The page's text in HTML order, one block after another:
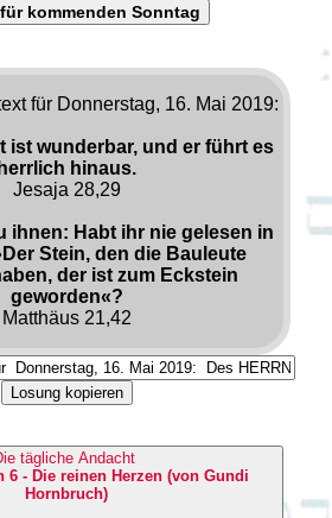
kommenden Sonntag
für Donnerstag, 16. Mai 2019:
ist wunderbar, und er führt es
herrlich hinaus.
Jesaja 28,29
ihnen: Habt ihr nie gelesen in
Stein, den die Bauleute
der ist zum Eckstein
geworden«?
Matthäus 21,42
Losung kopieren
tägliche Andacht
6 - Die reinen Herzen (von Gundi
Hornbruch)